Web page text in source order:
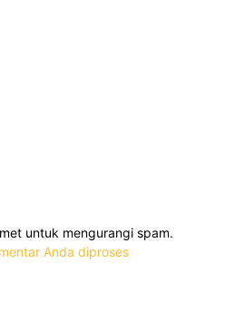
untuk mengurangi spam.
Anda diproses